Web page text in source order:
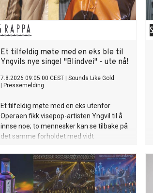
Et tilfeldig møte med en eks ble til
Yngvils nye singel "Blindvei" - ute nå!
7.8.2026 09:05:00 CEST
Sounds Like Gold
Pressemelding
Et tilfeldig møte med en eks utenfor
Operaen fikk visepop-artisten Yngvil til å
innse noe; to mennesker kan se tilbake på
det samme forholdet med vidt
egentlig skjedde. På den nye singelen
"Blindvei", fra den kommende EP-en "PS:
ikke si det til noen", møter sårbar
historiefortelling et smittende refreng og